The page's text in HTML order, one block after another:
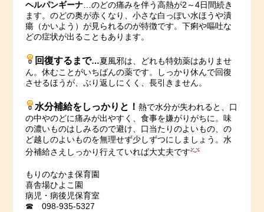
ヘルパンギーナ…のどの痛みを伴う高熱が2～4日間続き
ます。のどの奥が赤くなり、小さな白っぽい水ほうや潰
瘍（かいよう）が見られるのが特徴です。下痢や嘔吐な
どの症状が出ることもあります。
回復するまで…夏風邪は、どれも特効薬はありませ
ん。休むことがいちばんの薬です。しっかり休んで回復
させるほうが、ぶり返しにくく、長引きません。
水分補給をしっかりと！ 熱で水分が失われると、口
の中やのどに痛みが出やすく、食事を嫌がりがちに。味
の濃いものはしみるので避け、口当たりのよいもの、の
ど越しのよいものを無理せず少しずつにしましょう。水
分補給さえしっかり行えていれば大丈夫です
もりのなかま保育園
喜舎場ひよこ園
病児・病後児保育室
☎ 098-935-5327